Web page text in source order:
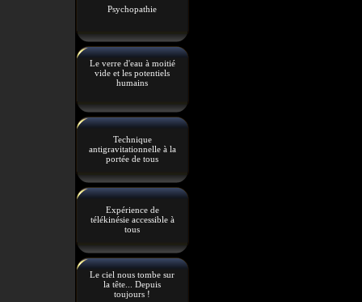
Psychopathie
Le verre d'eau à moitié
vide et les potentiels
humains
Technique
antigravitationnelle à la
portée de tous
Expérience de
télékinésie accessible à
tous
Le ciel nous tombe sur
la tête... Depuis
toujours !